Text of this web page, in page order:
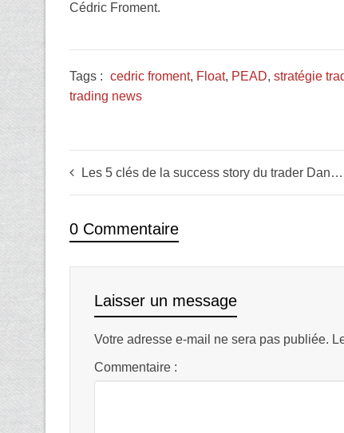
Cédric Froment.
Tags : cedric froment, Float, PEAD, stratégie
trading news
Les 5 clés de la success story du trader Dan Zanger
0 Commentaire
Laisser un message
Votre adresse e-mail ne sera pas publiée.
Commentaire :